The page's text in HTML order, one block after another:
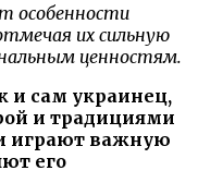
особенности
их сильную
ценностям.
и сам украинец,
и традициями
играют важную
его